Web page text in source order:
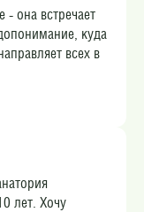
- она встречает
куда
всех в
лет. Хочу